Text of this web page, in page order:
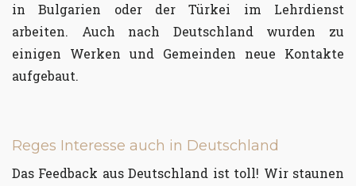
in Bulgarien oder der Türkei im Lehrdienst
arbeiten. Auch nach Deutschland wurden zu
einigen Werken und Gemeinden neue Kontakte
aufgebaut.
Reges Interesse auch in Deutschland
Das Feedback aus Deutschland ist toll! Wir staunen